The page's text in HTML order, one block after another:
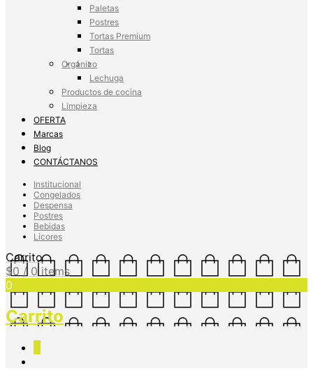
Paletas
Postres
Tortas Premium
Tortas
Orgánico
Lechuga
Productos de cocina
Limpieza
OFERTA
Marcas
Blog
CONTÁCTANOS
Institucional
Congelados
Despensa
Postres
Bebidas
Licores
Carrito
$0 / 0 items
0
Carrito